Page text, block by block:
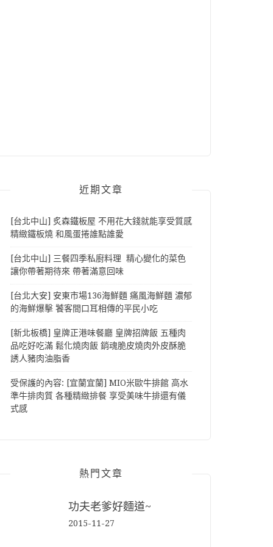
近期文章
[台北中山] 炙森鐵板屋 不用花大錢就能享受質感
精緻鐵板燒 和風蛋捲誰點誰愛
[台北中山] 三餐四季私廚料理 精心變化的菜色
讓你帶著期待來 帶著滿意回味
[台北大安] 安東市場136海鮮麵 痛風海鮮麵 濃郁
的海鮮爆擊 饕客間口耳相傳的平民小吃
[新北板橋] 皇牌正港味餐廳 皇牌招牌飯 五種肉
品吃好吃滿 鬆化燒肉飯 銷魂脆皮燒肉外皮酥脆
誘人豬肉油脂香
受保護的內容: [宜蘭宜蘭] MIO米歐牛排館 高水
準牛排肉質 各種精緻排餐 享受美味牛排還有儀
式感
熱門文章
功夫老爹好麵道~
2015-11-27